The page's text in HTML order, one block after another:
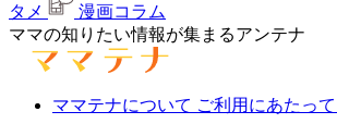
タメ
漫画コラム
ママの知りたい情報が集まるアンテナ
ママテナについて ご利用にあたって